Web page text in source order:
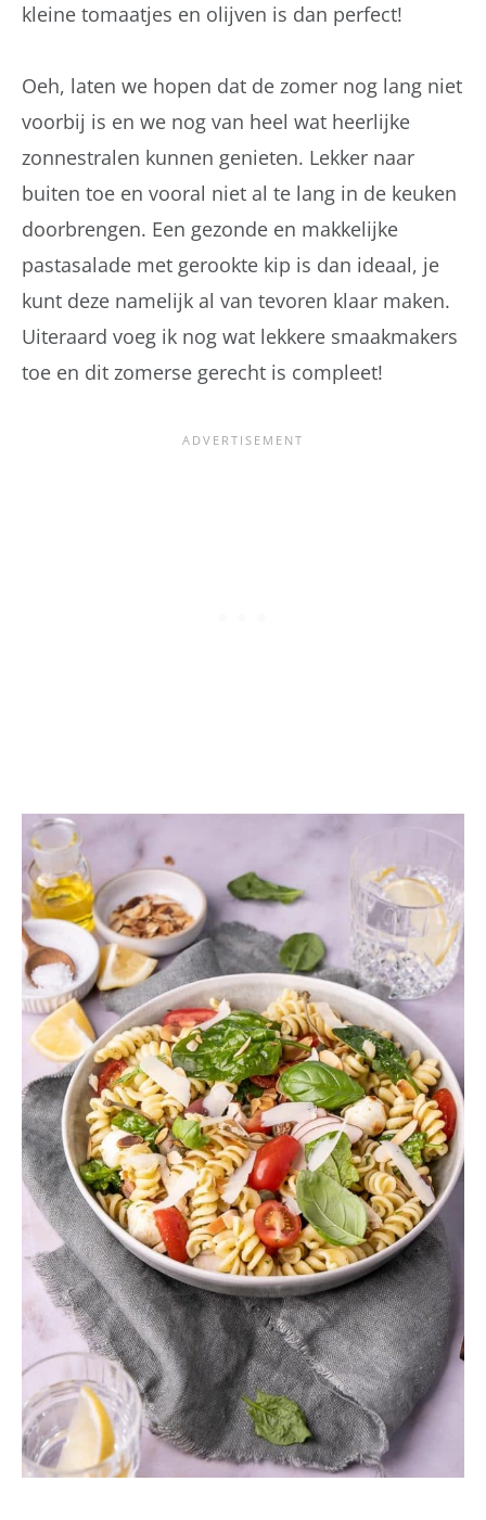
kleine tomaatjes en olijven is dan perfect!
Oeh, laten we hopen dat de zomer nog lang niet
voorbij is en we nog van heel wat heerlijke
zonnestralen kunnen genieten. Lekker naar
buiten toe en vooral niet al te lang in de keuken
doorbrengen. Een gezonde en makkelijke
pastasalade met gerookte kip is dan ideaal, je
kunt deze namelijk al van tevoren klaar maken.
Uiteraard voeg ik nog wat lekkere smaakmakers
toe en dit zomerse gerecht is compleet!